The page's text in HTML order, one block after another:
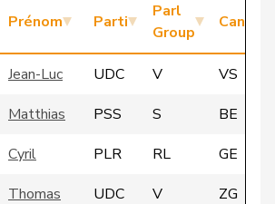
Prénom Parti
Parl
Group
Canton
Jean-Luc UDC V
VS
Matthias PSS S
BE
Cyril PLR RL
GE
Thomas UDC V
ZG